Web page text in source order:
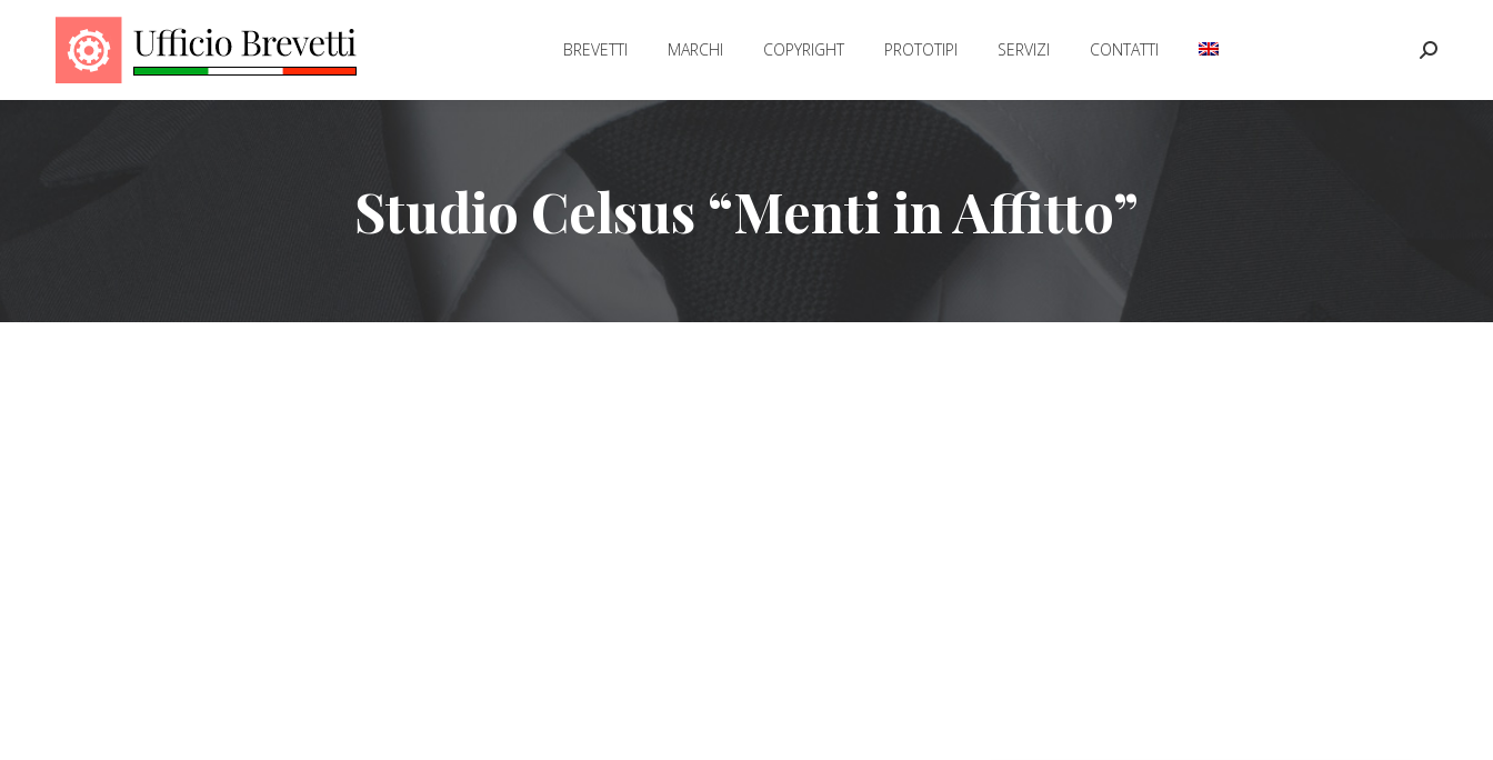
BREVETTI MARCHI COPYRIGHT PROTOTIPI SERVIZI CONTATTI Cerca:
Studio Celsus “Menti in Affitto”